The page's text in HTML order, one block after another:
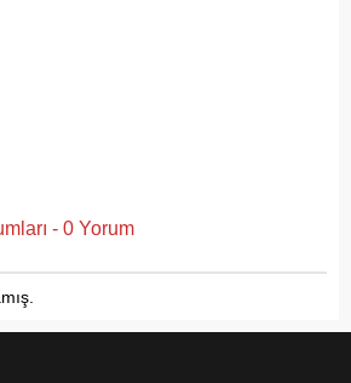
- 0 Yorum